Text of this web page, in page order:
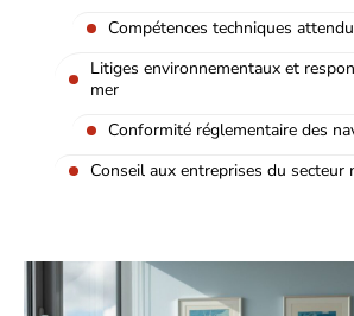
Compétences techniques
Litiges environnementaux et
mer
Conformité réglementaire des
Conseil aux entreprises du secteur